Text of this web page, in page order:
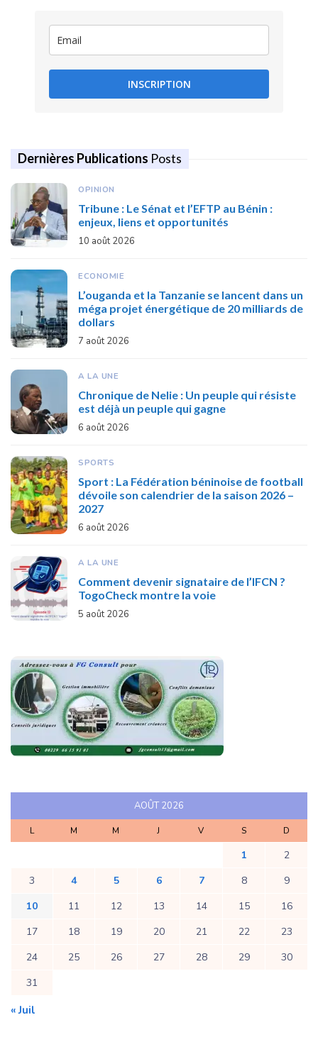
INSCRIPTION
Dernières Publications Posts
OPINION
Tribune : Le Sénat et l’EFTP au Bénin :
enjeux, liens et opportunités
10 août 2026
ECONOMIE
L’ouganda et la Tanzanie se lancent dans un
méga projet énergétique de 20 milliards de
dollars
7 août 2026
A LA UNE
Chronique de Nelie : Un peuple qui résiste
est déjà un peuple qui gagne
6 août 2026
SPORTS
Sport : La Fédération béninoise de football
dévoile son calendrier de la saison 2026 –
2027
6 août 2026
A LA UNE
Comment devenir signataire de l’IFCN ?
TogoCheck montre la voie
5 août 2026
AOÛT 2026
L M M J V S D
1
2
3
4 5 6 7 8
9
10
11 12 13 14 15
16
17
18 19 20 21 22
23
24
25 26 27 28 29
30
31
« Juil